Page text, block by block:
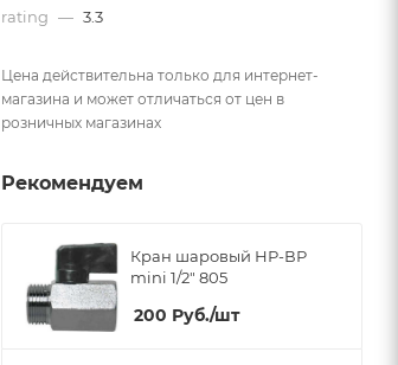
rating — 3.3
Цена действительна только для интернет-
магазина и может отличаться от цен в
розничных магазинах
Рекомендуем
Кран шаровый НР-ВР
mini 1/2" 805
200 Руб./шт